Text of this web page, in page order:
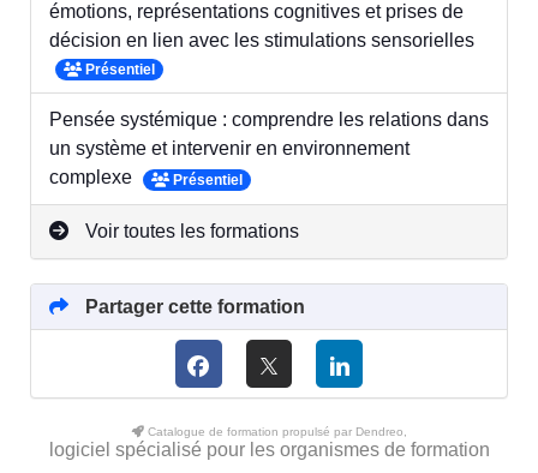
émotions, représentations cognitives et prises de
décision en lien avec les stimulations sensorielles
Présentiel
Pensée systémique : comprendre les relations dans
un système et intervenir en environnement
complexe
Présentiel
Voir toutes les formations
Partager cette formation
Catalogue de formation propulsé par Dendreo,
logiciel spécialisé pour les organismes de formation